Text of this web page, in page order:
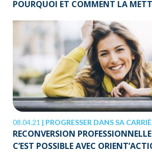
POURQUOI ET COMMENT LA
08.04.21 | PROGRESSER DANS SA
RECONVERSION
C’EST POSSIBLE AVEC